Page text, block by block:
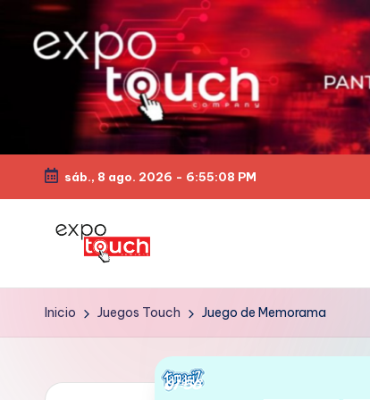
sáb., 8 ago. 2026 - 6:55:09 PM
Inicio Juegos Touch Juego de Memorama